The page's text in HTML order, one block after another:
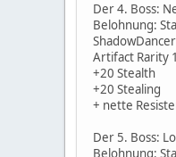
Der 4. Boss:
Belohnung:
Artifact Rarity
+20 Stealth
+20 Stealing
+ nette
Der 5. Boss:
Belohnung: